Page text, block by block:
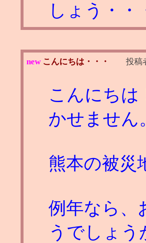
しょう・・
new こんにちは・・・ 投稿
こんにちは
かせません
熊本の被災
例年なら、
うでしょう